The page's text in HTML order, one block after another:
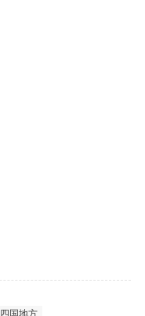
四国地方